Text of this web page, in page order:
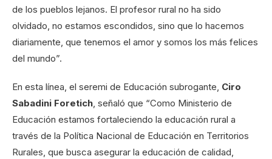
de los pueblos lejanos. El profesor rural no ha sido
olvidado, no estamos escondidos, sino que lo hacemos
diariamente, que tenemos el amor y somos los más felices
del mundo”.
En esta línea, el seremi de Educación subrogante, Ciro
Sabadini Foretich, señaló que “Como Ministerio de
Educación estamos fortaleciendo la educación rural a
través de la Política Nacional de Educación en Territorios
Rurales, que busca asegurar la educación de calidad,